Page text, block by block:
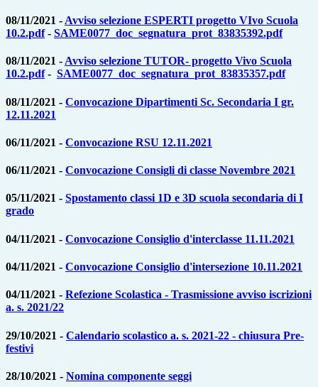
08/11/2021 - Avviso selezione ESPERTI progetto VIvo Scuola
10.2.pdf- SAME0077_doc_segnatura_prot_83835392.pdf
08/11/2021 - Avviso selezione TUTOR- progetto Vivo Scuola
10.2.pdf- SAME0077_doc_segnatura_prot_83835357.pdf
08/11/2021 - Convocazione Dipartimenti Sc. Secondaria I gr.
12.11.2021
06/11/2021 - Convocazione RSU 12.11.2021
06/11/2021 - Convocazione Consigli di classe Novembre 2021
05/11/2021 - Spostamento classi 1D e 3D scuola secondaria di I
grado
04/11/2021 - Convocazione Consiglio d'interclasse 11.11.2021
04/11/2021 - Convocazione Consiglio d'intersezione 10.11.2021
04/11/2021 - Refezione Scolastica - Trasmissione avviso iscrizioni
a. s. 2021/22
29/10/2021 - Calendario scolastico a. s. 2021-22 - chiusura Pre-
festivi
28/10/2021 - Nomina componente seggi